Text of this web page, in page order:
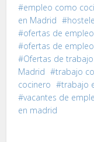
empleo como
en Madrid
ofertas de empleo
ofertas de
Ofertas de
Madrid
trabajo
cocinero
trabajo
vacantes de
en madrid